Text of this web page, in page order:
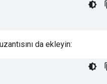
da ekleyin: